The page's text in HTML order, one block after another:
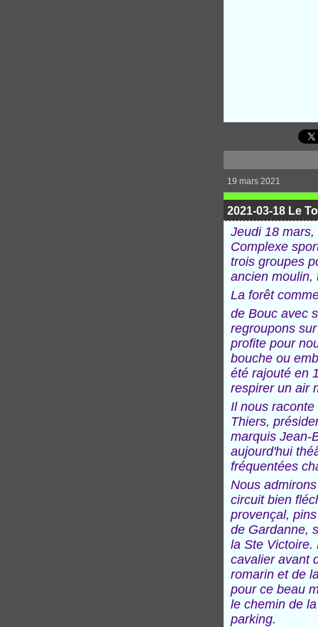
19 mars 2021
2021-03-18 Le
Jeudi 18
Complexe
trois groupes
ancien moulin,
La forêt
de Bouc avec
regroupons
profite pour
bouche ou
été rajouté en
respirer un air
Il nous
Thiers,
marquis Jean-
aujourd'hui
fréquentées
Nous
circuit bien
provençal,
de Gardanne,
la Ste Victoire.
cavalier avant
romarin et de
pour ce beau
le chemin de
parking.